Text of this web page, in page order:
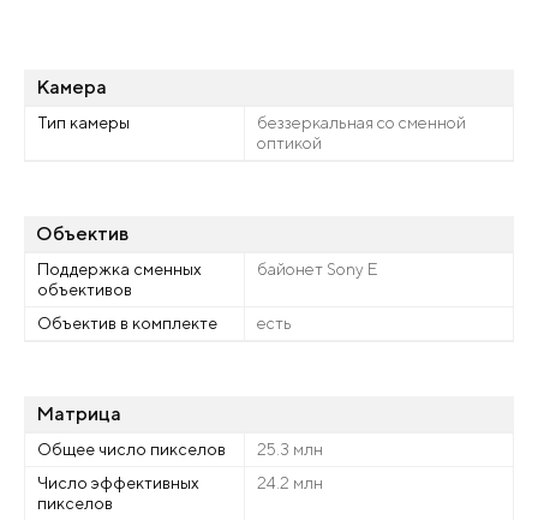
Камера
Тип камеры
беззеркальная со сменной
оптикой
Объектив
Поддержка сменных
объективов
байонет Sony E
Объектив в комплекте есть
Матрица
Общее число пикселов
25.3 млн
Число эффективных
пикселов
24.2 млн